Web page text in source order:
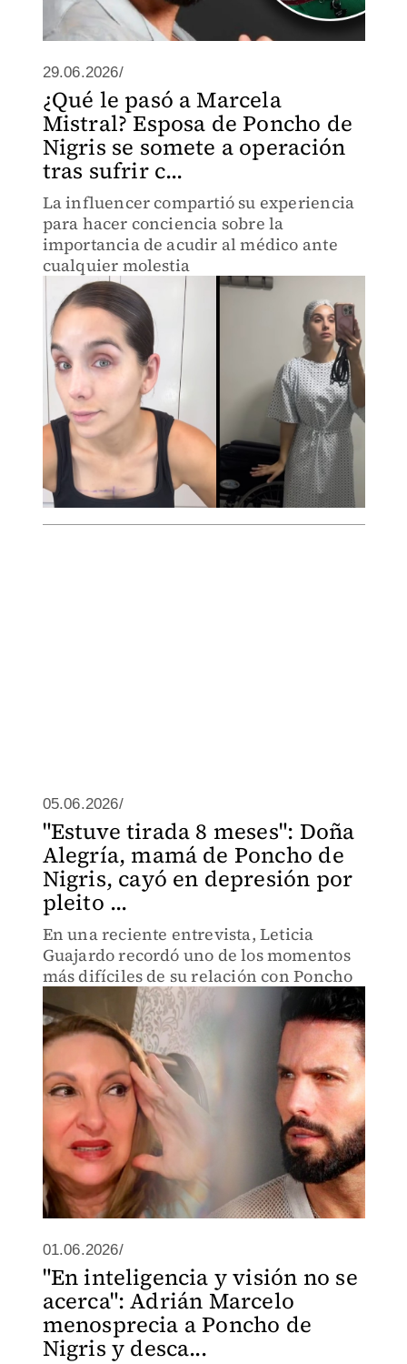
29.06.2026/
¿Qué le pasó a Marcela
Mistral? Esposa de Poncho de
Nigris se somete a operación
tras sufrir c...
La influencer compartió su experiencia
para hacer conciencia sobre la
importancia de acudir al médico ante
cualquier molestia
05.06.2026/
"Estuve tirada 8 meses": Doña
Alegría, mamá de Poncho de
Nigris, cayó en depresión por
pleito ...
En una reciente entrevista, Leticia
Guajardo recordó uno de los momentos
más difíciles de su relación con Poncho
01.06.2026/
"En inteligencia y visión no se
acerca": Adrián Marcelo
menosprecia a Poncho de
Nigris y desca...